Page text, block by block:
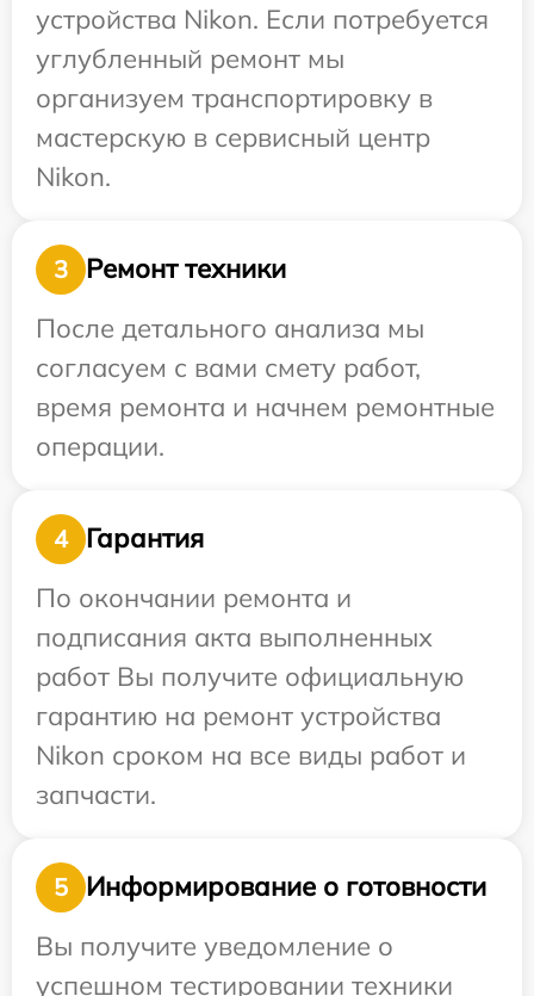
устройства Nikon. Если потребуется
углубленный ремонт мы
организуем транспортировку в
мастерскую в сервисный центр
Nikon.
3
Ремонт техники
После детального анализа мы
согласуем с вами смету работ,
время ремонта и начнем ремонтные
операции.
4
Гарантия
По окончании ремонта и
подписания акта выполненных
работ Вы получите официальную
гарантию на ремонт устройства
Nikon сроком на все виды работ и
запчасти.
5
Информирование о готовности
Вы получите уведомление о
успешном тестировании техники